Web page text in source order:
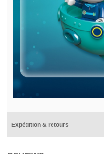
Expédition & retours